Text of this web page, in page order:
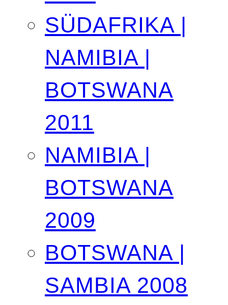
SÜDAFRIKA |
NAMIBIA |
BOTSWANA
2011
NAMIBIA |
BOTSWANA
2009
BOTSWANA |
SAMBIA 2008